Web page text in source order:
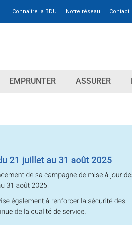
Connaitre la BDU Notre réseau Contact
EMPRUNTER ASSURER